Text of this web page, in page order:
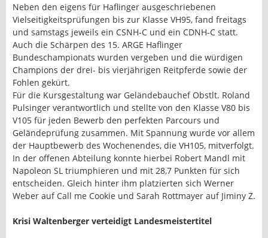
Neben den eigens für Haflinger ausgeschriebenen
Vielseitigkeitsprüfungen bis zur Klasse VH95, fand freitags
und samstags jeweils ein CSNH-C und ein CDNH-C statt.
Auch die Schärpen des 15. ARGE Haflinger
Bundeschampionats wurden vergeben und die würdigen
Champions der drei- bis vierjährigen Reitpferde sowie der
Fohlen gekürt.
Für die Kursgestaltung war Geländebauchef Obstlt. Roland
Pulsinger verantwortlich und stellte von den Klasse V80 bis
V105 für jeden Bewerb den perfekten Parcours und
Geländeprüfung zusammen. Mit Spannung wurde vor allem
der Hauptbewerb des Wochenendes, die VH105, mitverfolgt.
In der offenen Abteilung konnte hierbei Robert Mandl mit
Napoleon SL triumphieren und mit 28,7 Punkten für sich
entscheiden. Gleich hinter ihm platzierten sich Werner
Weber auf Call me Cookie und Sarah Rottmayer auf Jiminy Z.
Krisi Waltenberger verteidigt Landesmeistertitel